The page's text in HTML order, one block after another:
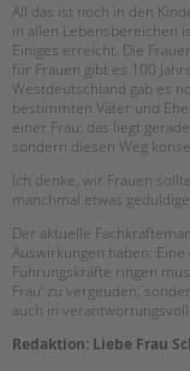
All das ist noch in den
in allen Lebensbereichen
Einiges erreicht. Die
für Frauen gibt es 100
Westdeutschland gab es
bestimmten Väter und
einer Frau; das liegt
sondern diesen Weg
Ich denke, wir Frauen
manchmal etwas
Der aktuelle
Auswirkungen haben:
Führungskräfte ringen
Frau‘ zu vergeuden,
auch in
Redaktion: Liebe Frau